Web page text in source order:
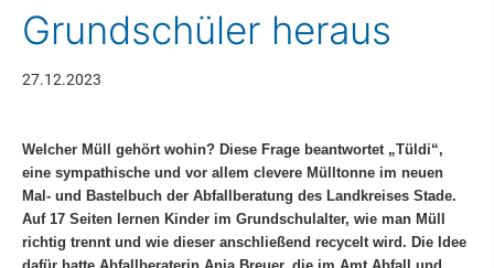
Grundschüler heraus
27.12.2023
Welcher Müll gehört wohin? Diese Frage beantwortet „Tüldi“,
eine sympathische und vor allem clevere Mülltonne im neuen
Mal- und Bastelbuch der Abfallberatung des Landkreises Stade.
Auf 17 Seiten lernen Kinder im Grundschulalter, wie man Müll
richtig trennt und wie dieser anschließend recycelt wird. Die Idee